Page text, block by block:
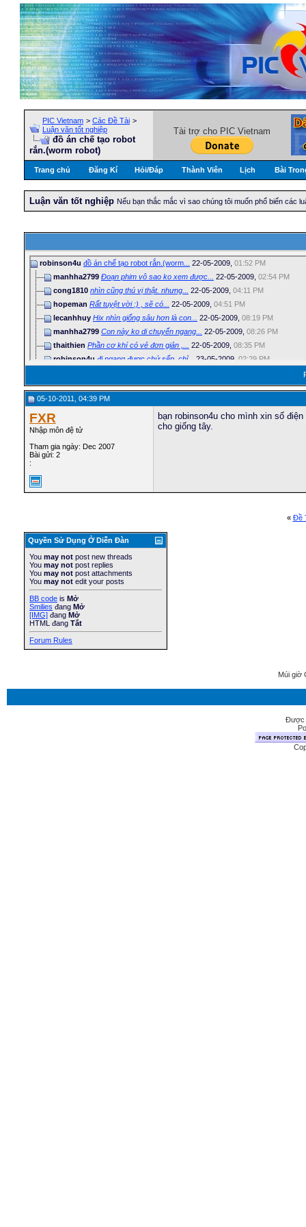
PIC Vietnam > Các Đề Tài >
Luận văn tốt nghiệp
đồ án chế tạo robot
rắn.(worm robot)
Tài trợ cho PIC Vietnam
Trang chủ Đăng Kí Hỏi/Ðáp Thành Viên Lịch Bài
Luận văn tốt nghiệp Nếu bạn thắc mắc vì sao chúng tôi muốn phổ biến các
robinson4u đồ án chế tạo robot rắn.(worm... 22-05-2009, 01:52 PM
manhha2799 Đoạn phim vô sao ko xem được... 22-05-2009, 02:54 PM
cong1810 nhìn cũng thú vị thật. nhưng... 22-05-2009, 04:11 PM
hopeman Rất tuyệt vời :) , sẽ có... 22-05-2009, 04:51 PM
lecanhhuy Hix nhìn giống sâu hơn là con... 22-05-2009, 08:19 PM
manhha2799 Con này ko di chuyển ngang... 22-05-2009, 08:26 PM
thaithien Phần cơ khí có vẻ đơn giản ,... 22-05-2009, 08:35 PM
robinson4u đi ngang được chứ sếp. chỉ... 23-05-2009, 02:29 PM
mualac_0784 có ai có chương trình ghép...26-05-2009,03:13 PM
mylove304 tui thấy robot rắn của bạn di...
thinh001
mấy anh có thể cho em cái sơ...19-07-2009, 05:18 PM
vanphuocspkt
co ai co taỉ lieu ve worm...07-12-2010,
05-10-2011, 04:39 PM
FXR
Nhập môn đệ tử
Tham gia ngày: Dec 2007
Bài gửi: 2
:
bạn robinson4u cho mình xin số
cho giống tây.
« Ðề
Quyền Sử Dụng Ở Diễn Ðàn
You may not post new threads
You may not post replies
You may not post attachments
You may not edit your posts
BB code is Mở
Smilies đang Mở
[IMG] đang Mở
HTML đang Tắt
Forum Rules
Múi giờ
Được